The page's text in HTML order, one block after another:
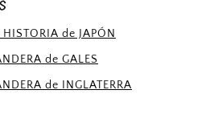
de JAPÓN
de GALES
de INGLATERRA